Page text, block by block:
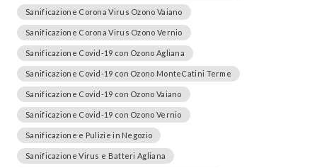
Sanificazione Corona Virus Ozono Vaiano
Sanificazione Corona Virus Ozono Vernio
Sanificazione Covid-19 con Ozono Agliana
Sanificazione Covid-19 con Ozono MonteCatini Terme
Sanificazione Covid-19 con Ozono Vaiano
Sanificazione Covid-19 con Ozono Vernio
Sanificazione e Pulizie in Negozio
Sanificazione Virus e Batteri Agliana